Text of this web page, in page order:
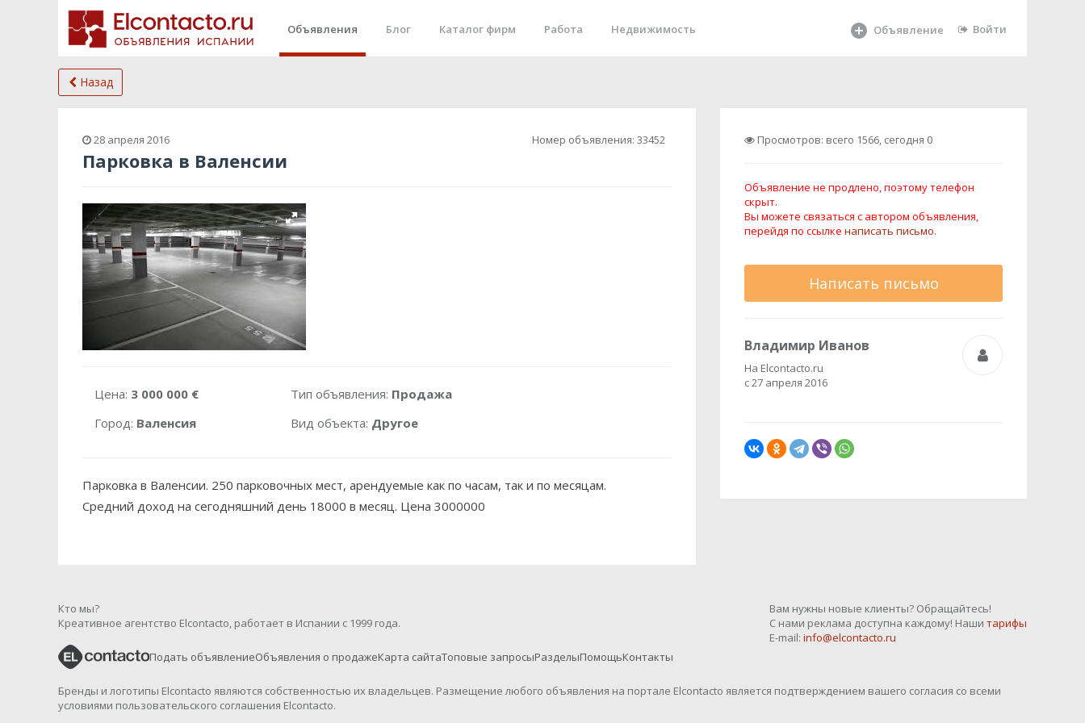
Объявления Блог Каталог фирм Работа Недвижимость Объявление Войти
Назад
28 апреля 2016 Номер объявления: 33452
Парковка в Валенсии
Цена: 3 000 000 €
Город: Валенсия
Тип объявления: Продажа
Вид объекта: Другое
Парковка в Валенсии. 250 парковочных мест, арендуемые как по часам, так и по месяцам.
Средний доход на сегодняшний день 18000 в месяц. Цена 3000000
Просмотров: всего 1566, сегодня 0
Объявление не продлено, поэтому телефон
скрыт.
Вы можете связаться с автором объявления,
перейдя по ссылке написать письмо.
Написать письмо
Владимир Иванов
На Elcontacto.ru
с 27 апреля 2016
Кто мы?
Креативное агентство Elcontacto, работает в Испании с 1999 года.
Вам нужны новые клиенты? Обращайтесь!
С нами реклама доступна каждому! Наши тарифы
E-mail: info@elcontacto.ru
Подать объявлениеОбъявления о продажеКарта сайтаТоповые запросыРазделыПомощьКонтакты
Бренды и логотипы Elcontacto являются собственностью их владельцев. Размещение любого объявления на портале Elcontacto является подтверждением вашего согласия со всеми
условиями пользовательского соглашения Elcontacto.